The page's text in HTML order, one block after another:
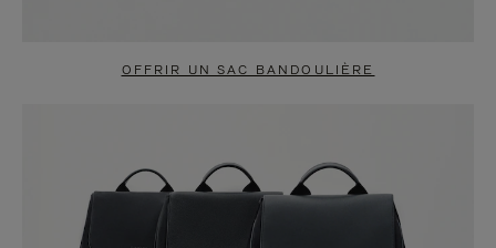
OFFRIR UN SAC BANDOULIÈRE